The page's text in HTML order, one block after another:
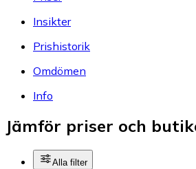
Insikter
Prishistorik
Omdömen
Info
Jämför priser och
Alla filter